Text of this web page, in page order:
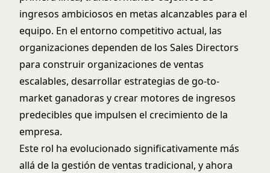
ingresos ambiciosos en metas alcanzables para el
equipo. En el entorno competitivo actual, las
organizaciones dependen de los Sales Directors
para construir organizaciones de ventas
escalables, desarrollar estrategias de go-to-
market ganadoras y crear motores de ingresos
predecibles que impulsen el crecimiento de la
empresa.
Este rol ha evolucionado significativamente más
allá de la gestión de ventas tradicional, y ahora